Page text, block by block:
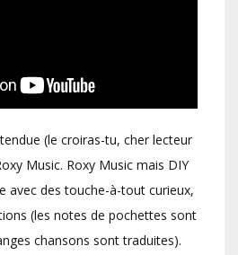
(le croiras-tu, cher lecteur
Music. Roxy Music mais DIY
avec des touche-à-tout curieux,
(les notes de pochettes sont
chansons sont traduites).